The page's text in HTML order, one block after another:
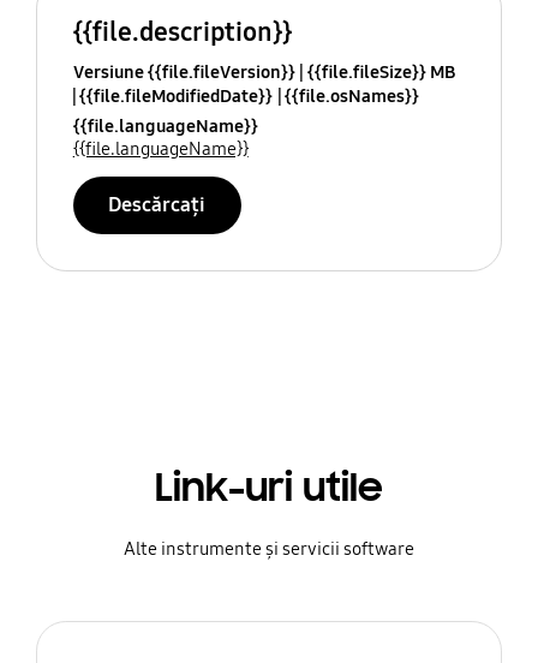
{{file.description}}
Versiune {{file.fileVersion}} {{file.fileSize}} MB
{{file.fileModifiedDate}} {{file.osNames}}
{{file.languageName}}
{{file.languageName}}
Descărcați
Link-uri utile
Alte instrumente și servicii software